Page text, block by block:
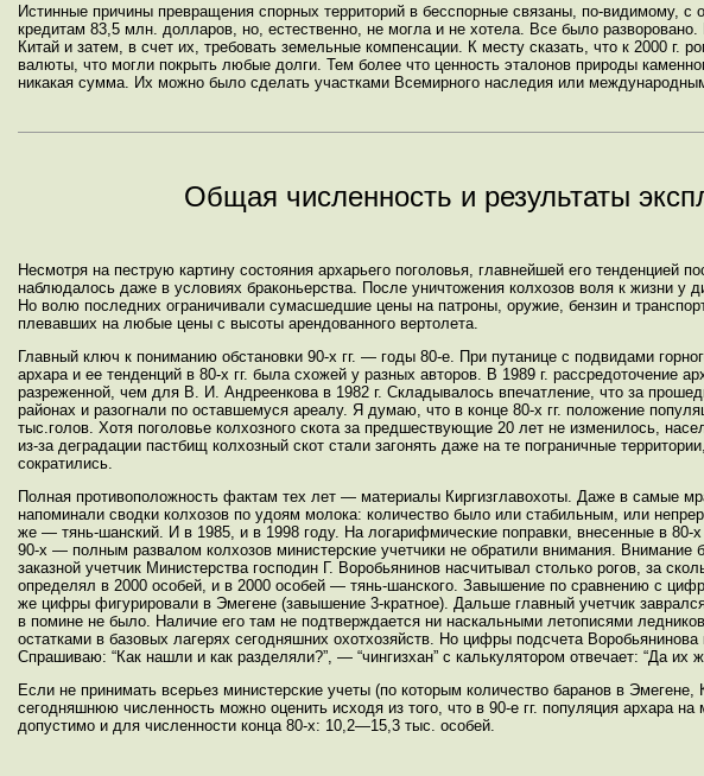
Истинные причины превращения спорных территорий в бесспорные связаны, по-видимому,
кредитам 83,5 млн. долларов, но, естественно, не могла и не хотела. Все было
Китай и затем, в счет их, требовать земельные компенсации. К месту сказать, что к 2000 г.
валюты, что могли покрыть любые долги. Тем более что ценность эталонов природы
никакая сумма. Их можно было сделать участками Всемирного наследия или
Общая численность и результаты
Несмотря на пеструю картину состояния архарьего поголовья, главнейшей его тенденцией
наблюдалось даже в условиях браконьерства. После уничтожения колхозов воля к жизни
Но волю последних ограничивали сумасшедшие цены на патроны, оружие, бензин и
плевавших на любые цены с высоты арендованного вертолета.
Главный ключ к пониманию обстановки 90-х гг. — годы 80-е. При путанице с подвидами
архара и ее тенденций в 80-х гг. была схожей у разных авторов. В 1989 г.
разреженной, чем для В. И. Андреенкова в 1982 г. Складывалось впечатление, что за
районах и разогнали по оставшемуся ареалу. Я думаю, что в конце 80-х гг. положение
тыс.голов. Хотя поголовье колхозного скота за предшествующие 20 лет не изменилось,
из-за деградации пастбищ колхозный скот стали загонять даже на те пограничные
сократились.
Полная противоположность фактам тех лет — материалы Киргизглавохоты. Даже в самые
напоминали сводки колхозов по удоям молока: количество было или стабильным, или
же — тянь-шанский. И в 1985, и в 1998 году. На логарифмические поправки, внесенные в 80-
90-х — полным развалом колхозов министерские учетчики не обратили внимания. Внимание
заказной учетчик Министерства господин Г. Воробьянинов насчитывал столько рогов, за
определял в 2000 особей, и в 2000 особей — тянь-шанского. Завышение по сравнению с
же цифры фигурировали в Эмегене (завышение 3-кратное). Дальше главный учетчик
в помине не было. Наличие его там не подтверждается ни наскальными летописями
остатками в базовых лагерях сегодняшних охотхозяйств. Но цифры подсчета
Спрашиваю: “Как нашли и как разделяли?”, — “чингизхан” с калькулятором отвечает: “Да их
Если не принимать всерьез министерские учеты (по которым количество баранов в
сегодняшнюю численность можно оценить исходя из того, что в 90-е гг. популяция архара
допустимо и для численности конца 80-х: 10,2—15,3 тыс. особей.